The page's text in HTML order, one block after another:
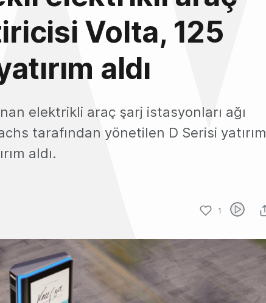
Volta, 125
aldı
elektrikli araç şarj istasyonları ağı
tarafından yönetilen D Serisi yatırım
aldı.
1